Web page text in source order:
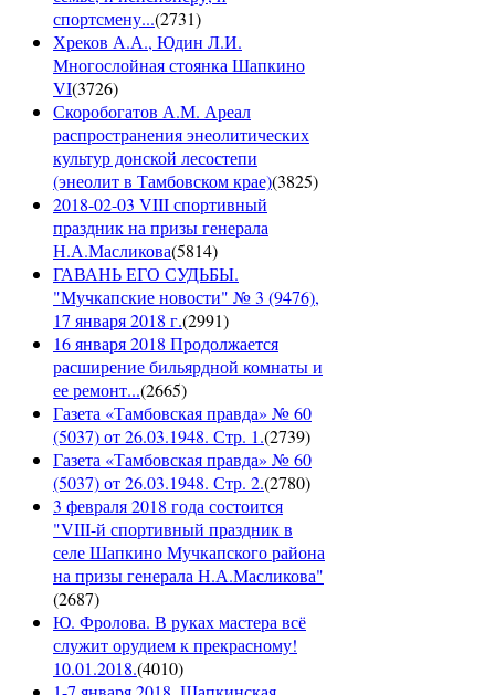
спортсмену...(2731)
Хреков А.А., Юдин Л.И.
Многослойная стоянка Шапкино
VI(3726)
Скоробогатов А.М. Ареал
распространения энеолитических
культур донской лесостепи
(энеолит в Тамбовском крае)(3825)
2018-02-03 VIII спортивный
праздник на призы генерала
Н.А.Масликова(5814)
ГАВАНЬ ЕГО СУДЬБЫ.
"Мучкапские новости" № 3 (9476),
17 января 2018 г.(2991)
16 января 2018 Продолжается
расширение бильярдной комнаты и
ее ремонт...(2665)
Газета «Тамбовская правда» № 60
(5037) от 26.03.1948. Стр. 1.(2739)
Газета «Тамбовская правда» № 60
(5037) от 26.03.1948. Стр. 2.(2780)
3 февраля 2018 года состоится
"VIII-й спортивный праздник в
селе Шапкино Мучкапского района
на призы генерала Н.А.Масликова"
(2687)
Ю. Фролова. В руках мастера всё
служит орудием к прекрасному!
10.01.2018.(4010)